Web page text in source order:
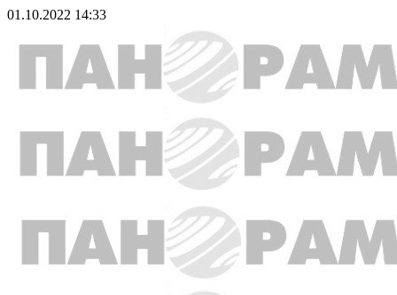
01.10.2022 14:33